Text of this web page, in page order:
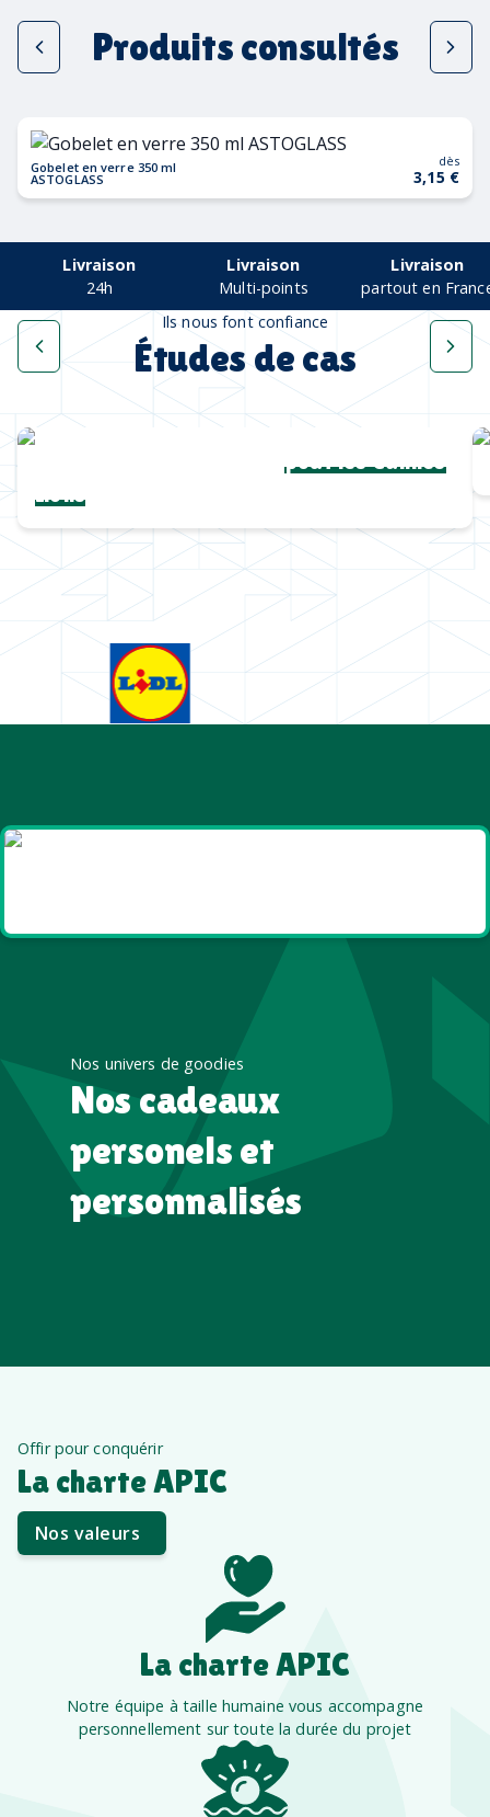
Produits consultés
Gobelet en verre 350 ml
ASTOGLASS
dès
3,15 €
Livraison
24h
Livraison
Multi-points
Livraison
partout en
Ils nous font confiance
Études de cas
Une collection complètepour les Cannes
Lions
Nos univers de goodies
Nos cadeaux
personels et
personnalisés
Offir pour conquérir
La charte APIC
Nos valeurs
La charte APIC
Notre équipe à taille humaine vous accompagne
personnellement sur toute la durée du projet